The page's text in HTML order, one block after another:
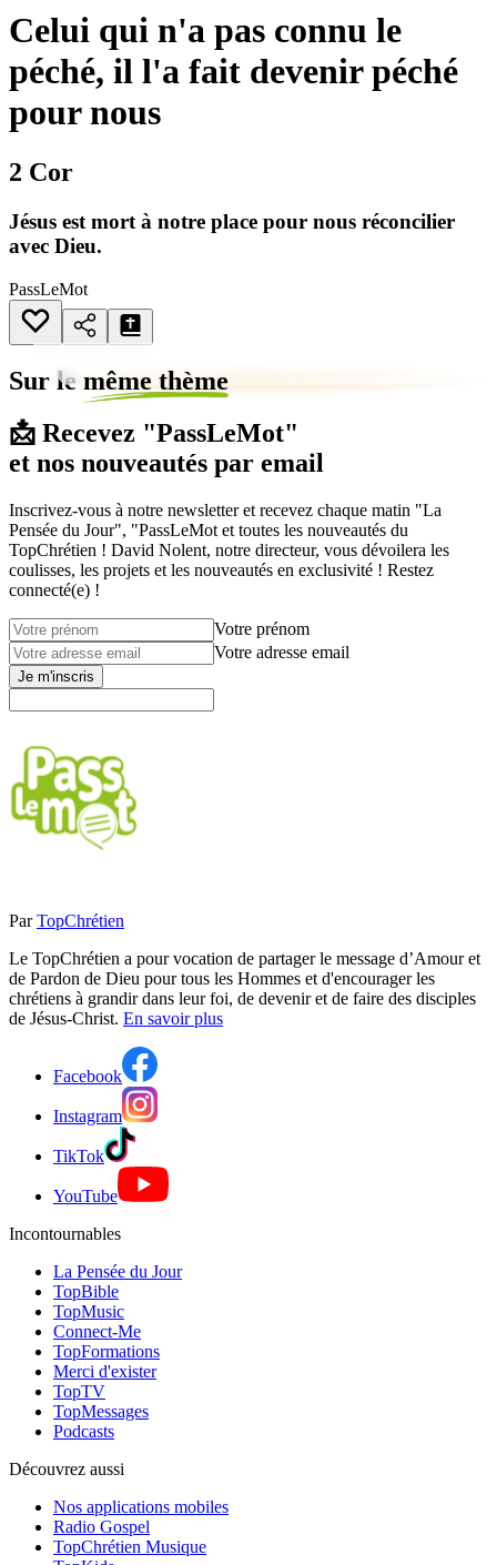
Celui qui n'a pas connu le
péché, il l'a fait devenir péché
pour nous
2 Cor
Jésus est mort à notre place pour nous réconcilier
avec Dieu.
PassLeMot
Sur le même thème
📩 Recevez "PassLeMot"
et nos nouveautés par email
Inscrivez-vous à notre newsletter et recevez chaque matin "La
Pensée du Jour", "PassLeMot et toutes les nouveautés du
TopChrétien ! David Nolent, notre directeur, vous dévoilera les
coulisses, les projets et les nouveautés en exclusivité ! Restez
connecté(e) !
Votre prénom
Votre adresse email
Je m'inscris
Par TopChrétien
Le TopChrétien a pour vocation de partager le message d’Amour et
de Pardon de Dieu pour tous les Hommes et d'encourager les
chrétiens à grandir dans leur foi, de devenir et de faire des disciples
de Jésus-Christ. En savoir plus
Facebook
Instagram
TikTok
YouTube
Incontournables
La Pensée du Jour
TopBible
TopMusic
Connect-Me
TopFormations
Merci d'exister
TopTV
TopMessages
Podcasts
Découvrez aussi
Nos applications mobiles
Radio Gospel
TopChrétien Musique